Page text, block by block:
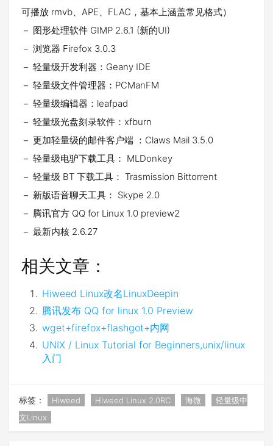
可播放 rmvb、APE、FLAC，基本上涵盖常见格式）
－ 图形处理软件 GIMP 2.6.1 (新的UI)
－ 浏览器 Firefox 3.0.3
－ 轻量级开发利器：Geany IDE
－ 轻量级文件管理器：PCManFM
－ 轻量级编辑器：leafpad
－ 轻量级光盘刻录软件：xfburn
－ 更加轻量级的邮件客户端 ：Claws Mail 3.5.0
－ 轻量级电驴下载工具： MLDonkey
－ 轻量级 BT 下载工具： Trasmission Bittorrent
－ 新版语音聊天工具： Skype 2.0
－ 腾讯官方 QQ for Linux 1.0 preview2
－ 最新内核 2.6.27
相关文章：
Hiweed Linux改名LinuxDeepin
腾讯发布 QQ for linux 1.0 Preview
wget+firefox+flashgot+内网
UNIX / Linux Tutorial for Beginners,unix/linux
入门
标签： Hiweed Hiweed Linux 2.0RC 海微
轻量级中
文Linux